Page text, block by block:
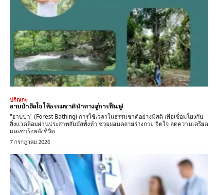
ปกิณกะ
อาบป่าฮีลใจ ให้ธรรมชาตินำทางสู่การฟื้นฟู
"อาบป่า" (Forest Bathing) การใช้เวลาในธรรมชาติอย่างมีสติ เพื่อเชื่อมโยงกับ
สิ่งแวดล้อมผ่านประสาทสัมผัสทั้งห้า ช่วยผ่อนคลายร่างกาย จิตใจ ลดความเครียด
และชาร์จพลังชีวิต
7 กรกฎาคม 2026